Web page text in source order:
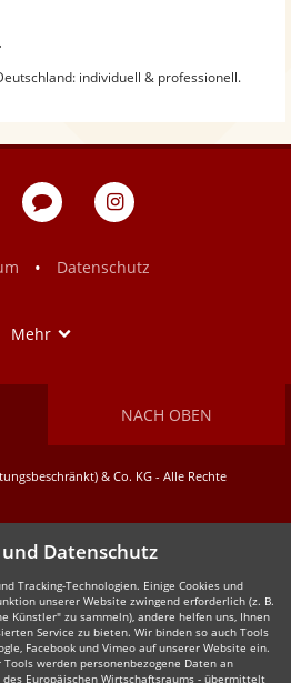
individuell & professionell.
Blog
eventpeppers
• Datenschutz
Mehr
NACH OBEN
& Co. KG - Alle Rechte
und Datenschutz
Tracking-Technologien. Einige Cookies und
unserer Website zwingend erforderlich (z. B.
Künstler" zu sammeln), andere helfen uns, Ihnen
Service zu bieten. Wir binden so auch Tools
Facebook und Vimeo auf unserer Website ein.
werden personenbezogene Daten an
Europäischen Wirtschaftsraums - übermittelt